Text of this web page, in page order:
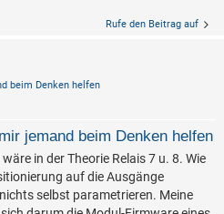
Rufe den Beitrag auf
beim Denken helfen
jemand beim Denken helfen
in der Theorie Relais 7 u. 8. Wie
auf die Ausgänge
selbst parametrieren. Meine